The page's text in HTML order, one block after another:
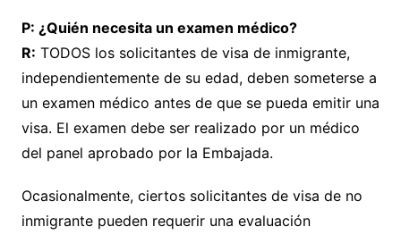
P: ¿Quién necesita un examen médico?
R: TODOS los solicitantes de visa de inmigrante,
independientemente de su edad, deben someterse a
un examen médico antes de que se pueda emitir una
visa. El examen debe ser realizado por un médico
del panel aprobado por la Embajada.
Ocasionalmente, ciertos solicitantes de visa de no
inmigrante pueden requerir una evaluación